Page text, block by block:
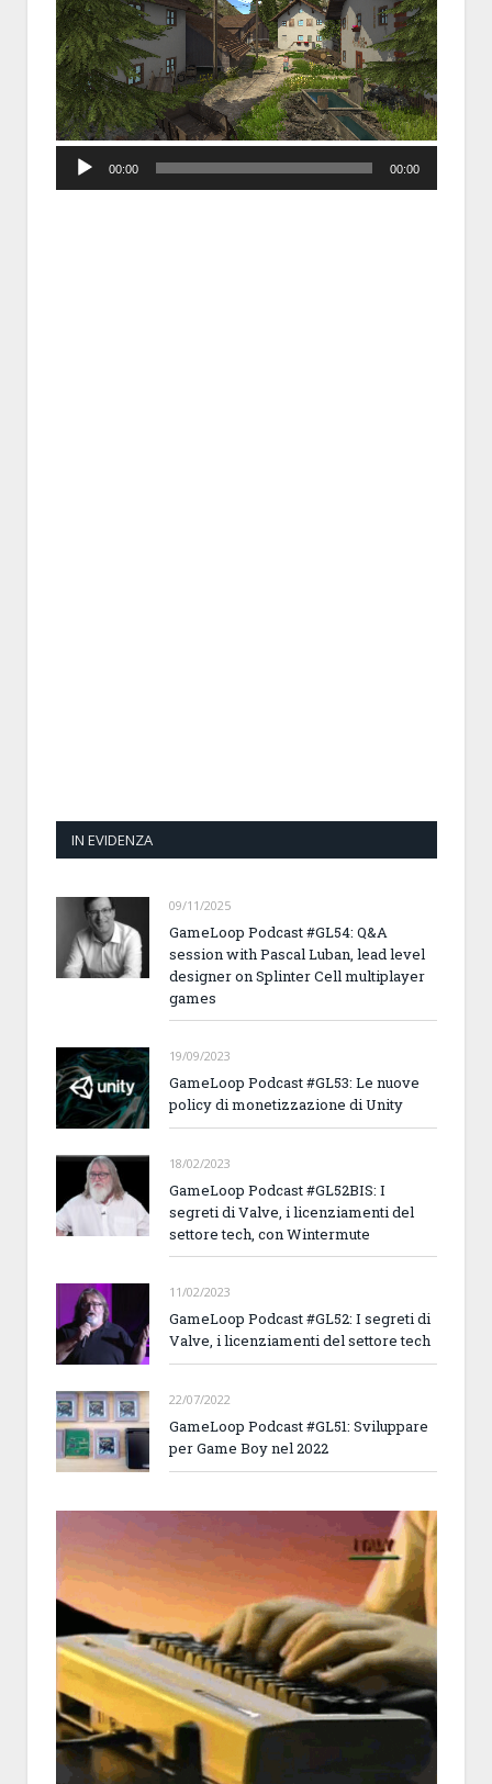
Player
00:00 00:00
IN EVIDENZA
09/11/2025
GameLoop Podcast #GL54: Q&A
session with Pascal Luban, lead level
designer on Splinter Cell multiplayer
games
19/09/2023
GameLoop Podcast #GL53: Le nuove
policy di monetizzazione di Unity
18/02/2023
GameLoop Podcast #GL52BIS: I
segreti di Valve, i licenziamenti del
settore tech, con Wintermute
11/02/2023
GameLoop Podcast #GL52: I segreti di
Valve, i licenziamenti del settore tech
22/07/2022
GameLoop Podcast #GL51: Sviluppare
per Game Boy nel 2022